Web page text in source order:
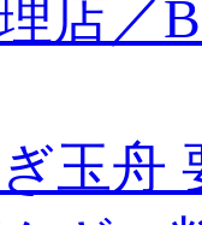
店／
玉舟